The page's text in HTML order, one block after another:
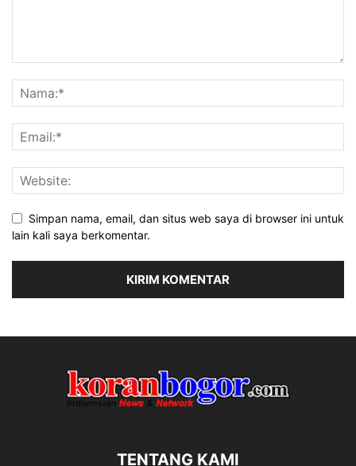
Simpan nama, email, dan situs web saya di browser ini untuk
lain kali saya berkomentar.
TENTANG KAMI